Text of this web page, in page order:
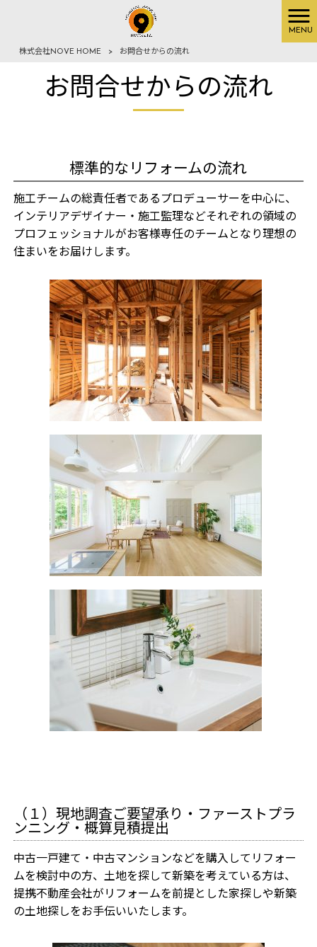
MENU
株式会社NOVE HOME > お問合せからの流れ
お問合せからの流れ
標準的なリフォームの流れ
施工チームの総責任者であるプロデューサーを中心に、
インテリアデザイナー・施工監理などそれぞれの領域の
プロフェッショナルがお客様専任のチームとなり理想の
住まいをお届けします。
（１）現地調査ご要望承り・ファーストプラ
ンニング・概算見積提出
中古一戸建て・中古マンションなどを購入してリフォー
ムを検討中の方、土地を探して新築を考えている方は、
提携不動産会社がリフォームを前提とした家探しや新築
の土地探しをお手伝いいたします。